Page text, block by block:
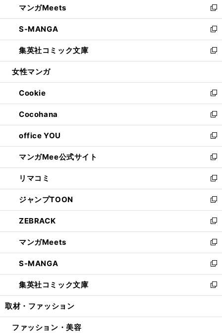
く
で
開
く
ド
ウ
で
開
く
ィ
ン
ド
ウ
で
開
い
ウ
ィ
ン
ド
ウ
開
く
マンガMeets
新
し
い
ウ
ィ
ン
ウ
で
開
く
S-MANGA
新
し
い
ウ
ン
ド
ウ
で
開
く
集英社コミック文庫
新
し
ウ
ィ
ン
ド
ウ
で
開
く
女性マンガ
Cookie
新
し
い
ウ
ィ
ン
ド
ウ
で
開
く
Cocohana
新
し
い
ウ
ィ
ン
ド
ウ
で
開
く
office YOU
新
し
い
ウ
ィ
ン
ド
ウ
で
開
く
マンガMee公式サイト
新
し
い
ウ
ィ
ン
ド
ウ
で
開
く
リマコミ
新
し
い
ウ
ィ
ン
ド
ウ
で
開
く
ジャンプTOON
新
し
い
ウ
ィ
ン
ド
ウ
で
開
ZEBRACK
新
し
い
ウ
ィ
ン
ド
ウ
開
マンガMeets
新
し
い
ウ
ィ
ン
ウ
S-MANGA
新
し
い
ウ
ン
集英社コミック文庫
新
し
ウ
取材・ファッション
ファッション・美容